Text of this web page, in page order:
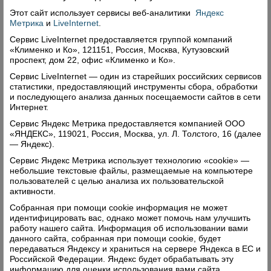
Комментарии (0)
Оставить комментарий
Свежий номер
Этот сайт использует сервисы веб-аналитики
Яндекс
Метрика и LiveInternet
Сервис LiveInternet предоставляется группой компаний
«Клименко и Ко», 121151, Россия, Москва, Кутузовский
проспект, дом 22, офис «Клименко и Ко».
Сервис LiveInternet — один из старейших российских сервисов
статистики, предоставляющий инструменты сбора, обработки
и последующего анализа данных посещаемости сайтов в сети
Интернет.
Сервис Яндекс Метрика предоставляется компанией ООО
«ЯНДЕКС», 119021, Россия, Москва, ул. Л. Толстого, 16 (далее
— Яндекс).
Сервис Яндекс Метрика использует технологию «cookie» —
небольшие текстовые файлы, размещаемые на компьютере
пользователей с целью анализа их пользовательской
активности.
Собранная при помощи cookie информация не может
идентифицировать вас, однако может помочь нам улучшить
работу нашего сайта. Информация об использовании вами
данного сайта, собранная при помощи cookie, будет
передаваться Яндексу и храниться на сервере Яндекса в ЕС и
Российской Федерации. Яндекс будет обрабатывать эту
информацию для оценки использования вами сайта,